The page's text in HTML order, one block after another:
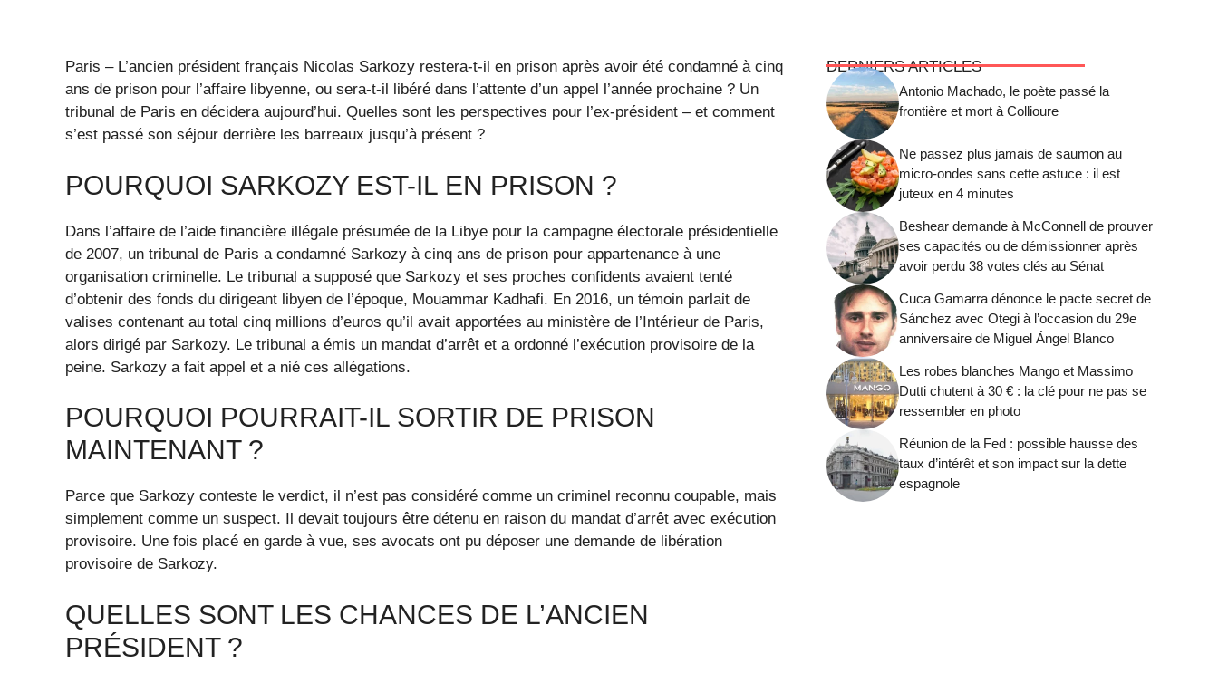
Paris – L’ancien président français Nicolas Sarkozy restera-t-il en prison après avoir été condamné à cinq
ans de prison pour l’affaire libyenne, ou sera-t-il libéré dans l’attente d’un appel l’année prochaine ? Un
tribunal de Paris en décidera aujourd’hui. Quelles sont les perspectives pour l’ex-président – ​​et comment
s’est passé son séjour derrière les barreaux jusqu’à présent ?
POURQUOI SARKOZY EST-IL EN PRISON ?
Dans l’affaire de l’aide financière illégale présumée de la Libye pour la campagne électorale présidentielle
de 2007, un tribunal de Paris a condamné Sarkozy à cinq ans de prison pour appartenance à une
organisation criminelle. Le tribunal a supposé que Sarkozy et ses proches confidents avaient tenté
d’obtenir des fonds du dirigeant libyen de l’époque, Mouammar Kadhafi. En 2016, un témoin parlait de
valises contenant au total cinq millions d’euros qu’il avait apportées au ministère de l’Intérieur de Paris,
alors dirigé par Sarkozy. Le tribunal a émis un mandat d’arrêt et a ordonné l’exécution provisoire de la
peine. Sarkozy a fait appel et a nié ces allégations.
POURQUOI POURRAIT-IL SORTIR DE PRISON
MAINTENANT ?
Parce que Sarkozy conteste le verdict, il n’est pas considéré comme un criminel reconnu coupable, mais
simplement comme un suspect. Il devait toujours être détenu en raison du mandat d’arrêt avec exécution
provisoire. Une fois placé en garde à vue, ses avocats ont pu déposer une demande de libération
provisoire de Sarkozy.
QUELLES SONT LES CHANCES DE L’ANCIEN
PRÉSIDENT ?
DERNIERS ARTICLES
Antonio Machado, le poète passé la
frontière et mort à Collioure
Ne passez plus jamais de saumon au
micro-ondes sans cette astuce : il est
juteux en 4 minutes
Beshear demande à McConnell de prouver
ses capacités ou de démissionner après
avoir perdu 38 votes clés au Sénat
Cuca Gamarra dénonce le pacte secret de
Sánchez avec Otegi à l’occasion du 29e
anniversaire de Miguel Ángel Blanco
Les robes blanches Mango et Massimo
Dutti chutent à 30 € : la clé pour ne pas se
ressembler en photo
Réunion de la Fed : possible hausse des
taux d’intérêt et son impact sur la dette
espagnole